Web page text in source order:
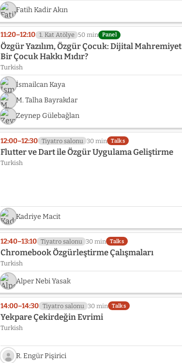
Fatih Kadir Akın
11:20–12:10 1. Kat Atölye 50 min Panel
Özgür Yazılım, Özgür Çocuk: Dijital Mahremiyet
Bir Çocuk Hakkı Mıdır?
Turkish
İsmailcan Kaya
M. Talha Bayrakdar
Zeynep Gülebağlan
12:00–12:30 Tiyatro salonu 30 min Talks
Flutter ve Dart ile Özgür Uygulama Geliştirme
Turkish
Kadriye Macit
12:40–13:10 Tiyatro salonu 30 min Talks
Chromebook Özgürleştirme Çalışmaları
Turkish
Alper Nebi Yasak
14:00–14:30 Tiyatro salonu 30 min Talks
Yekpare Çekirdeğin Evrimi
Turkish
R. Engür Pişirici